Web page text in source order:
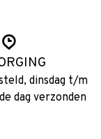
dinsdag t/m
dag verzonden